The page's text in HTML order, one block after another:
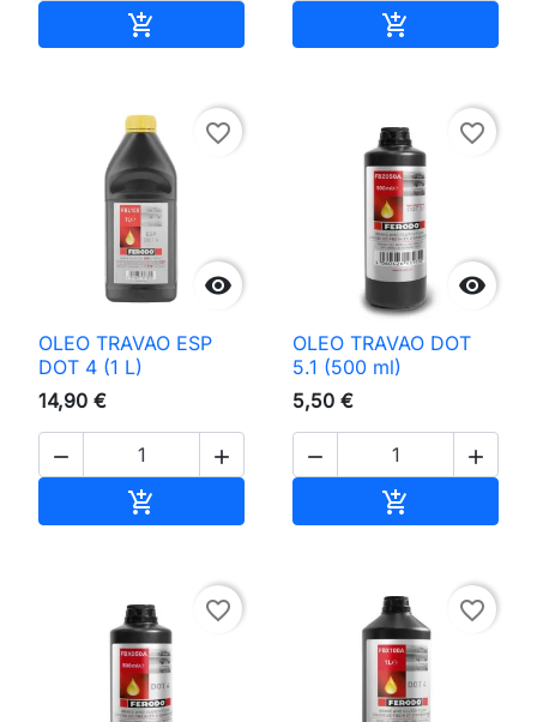
 

favorite_border
OLEO TRAVAO ESP
DOT 4 (1 L)
14,90 €
 


favorite_border
OLEO TRAVAO DOT
5.1 (500 ml)
5,50 €
 

favorite_border favorite_border